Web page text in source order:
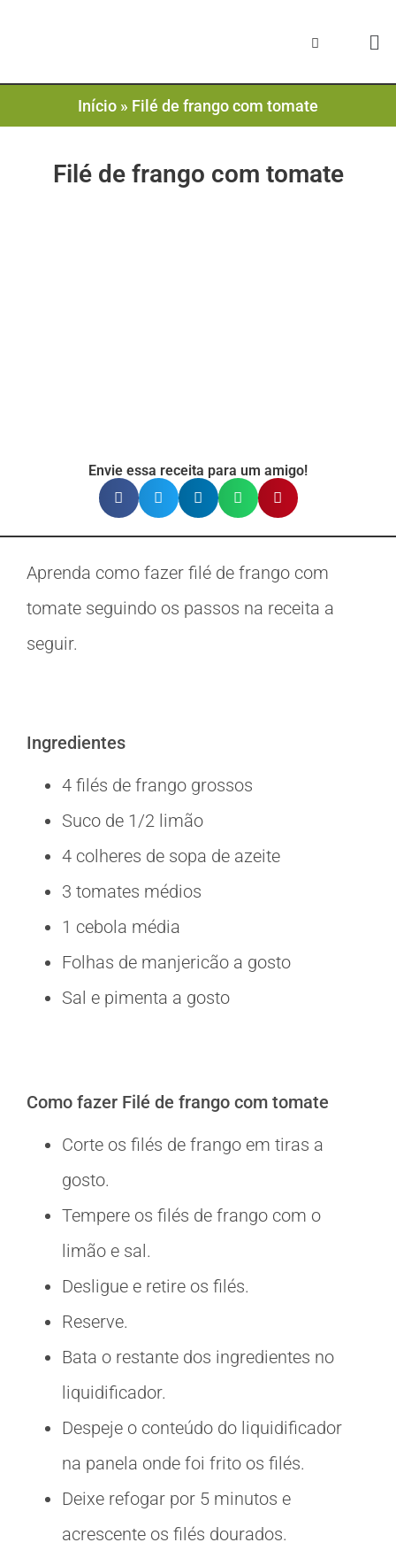
Início » Filé de frango com tomate
Filé de frango com tomate
Envie essa receita para um amigo!
Aprenda como fazer filé de frango com
tomate seguindo os passos na receita a
seguir.
Ingredientes
4 filés de frango grossos
Suco de 1/2 limão
4 colheres de sopa de azeite
3 tomates médios
1 cebola média
Folhas de manjericão a gosto
Sal e pimenta a gosto
Como fazer Filé de frango com tomate
Corte os filés de frango em tiras a
gosto.
Tempere os filés de frango com o
limão e sal.
Desligue e retire os filés.
Reserve.
Bata o restante dos ingredientes no
liquidificador.
Despeje o conteúdo do liquidificador
na panela onde foi frito os filés.
Deixe refogar por 5 minutos e
acrescente os filés dourados.